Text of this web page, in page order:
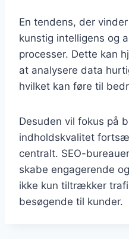
En tendens, der
kunstig intelligens og
processer. Dette kan
at analysere data
hvilket kan føre til
Desuden vil fokus på
indholdskvalitet
centralt. SEO-
skabe engagerende
ikke kun tiltrækker
besøgende til kunder.